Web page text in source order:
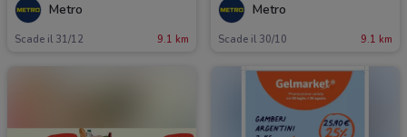
Metro
Scade il 31/12 9.1 km
Metro
Scade il 30/10 9.1 km